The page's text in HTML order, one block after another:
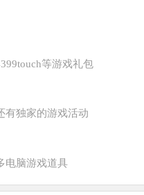
等游戏礼包
有独家的游戏活动
电脑游戏道具